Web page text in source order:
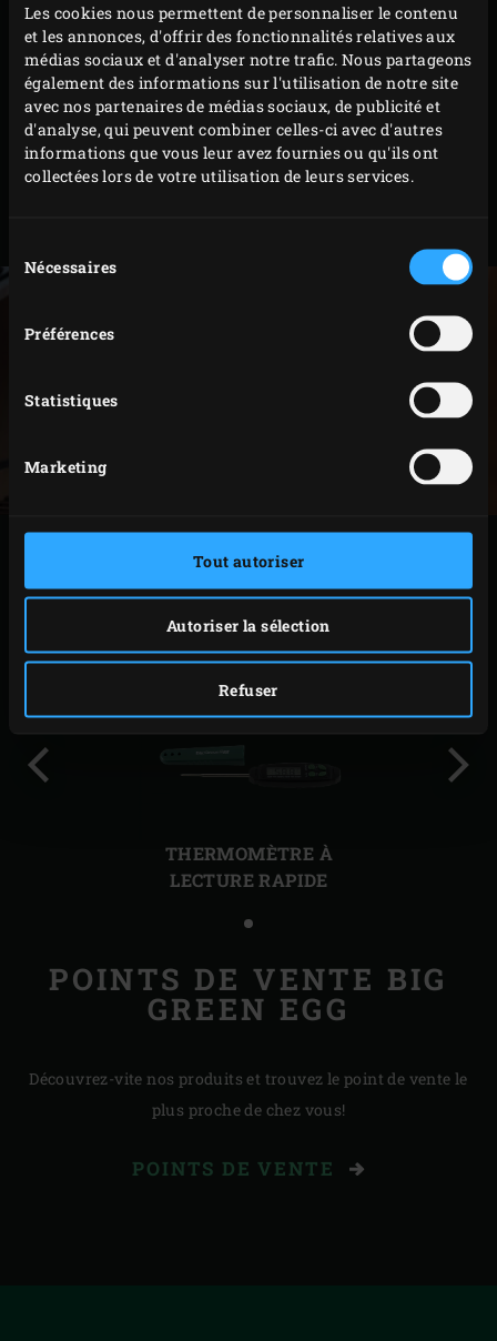
Les cookies nous permettent de personnaliser le contenu
et les annonces, d'offrir des fonctionnalités relatives aux
médias sociaux et d'analyser notre trafic. Nous partageons
également des informations sur l'utilisation de notre site
avec nos partenaires de médias sociaux, de publicité et
d'analyse, qui peuvent combiner celles-ci avec d'autres
informations que vous leur avez fournies ou qu'ils ont
collectées lors de votre utilisation de leurs services.
duNécessaires
Préférences
Statistiques
Marketing
Tout autoriser
Autoriser la sélection
Refuser
Votre recette est indiquée en Fahrenheit (°F) ? Pas de
souci, cet accessoire hyper malin convertit les degrés
Fahrenheit en degrés Celsius. Consultez le tableau des
températures idéales conseillées pour quelques plats de
base. Rapide et précis : toutes les qualités du parfait
assistant !
ACCESSOIRES
SIMILAIRES
THERMOMÈTRE À
LECTURE RAPIDE
POINTS DE VENTE BIG
GREEN EGG
Découvrez-vite nos produits et trouvez le point de vente le
plus proche de chez vous!
POINTS DE VENTE